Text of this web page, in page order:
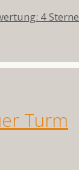
4 Sterne
Turm